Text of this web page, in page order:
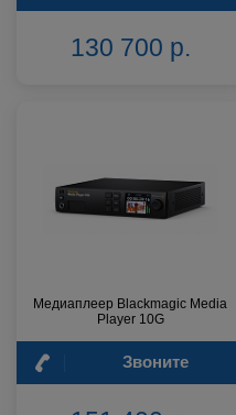
130 700 р.
Медиаплеер Blackmagic Media
Player 10G
Звоните